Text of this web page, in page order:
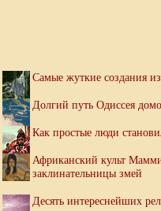
Самые жуткие создания
Долгий путь Одиссея
Как простые люди
Африканский культ
заклинательницы змей
Десять интереснейших